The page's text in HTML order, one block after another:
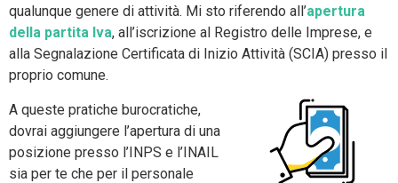
qualunque genere di attività. Mi sto riferendo all’apertura
della partita Iva, all’iscrizione al Registro delle Imprese, e
alla Segnalazione Certificata di Inizio Attività (SCIA) presso il
proprio comune.
A queste pratiche burocratiche,
dovrai aggiungere l’apertura di una
posizione presso l’INPS e l’INAIL
sia per te che per il personale